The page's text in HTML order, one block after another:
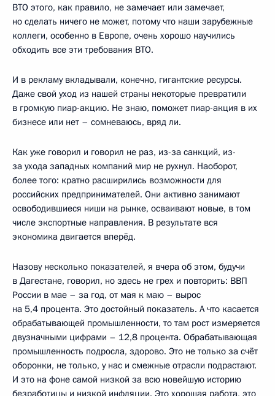
ВТО этого, как правило, не замечает или замечает,
но сделать ничего не может, потому что наши зарубежные
коллеги, особенно в Европе, очень хорошо научились
обходить все эти требования ВТО.
И в рекламу вкладывали, конечно, гигантские ресурсы.
Даже свой уход из нашей страны некоторые превратили
в громкую пиар-акцию. Не знаю, поможет пиар-акция в их
бизнесе или нет – сомневаюсь, вряд ли.
Как уже говорил и говорил не раз, из-за санкций, из-
за ухода западных компаний мир не рухнул. Наоборот,
более того: кратно расширились возможности для
российских предпринимателей. Они активно занимают
освободившиеся ниши на рынке, осваивают новые, в том
числе экспортные направления. В результате вся
экономика двигается вперёд.
Назову несколько показателей, я вчера об этом, будучи
в Дагестане, говорил, но здесь не грех и повторить: ВВП
России в мае – за год, от мая к маю – вырос
на 5,4 процента. Это достойный показатель. А что касается
обрабатывающей промышленности, то там рост измеряется
двузначными цифрами – 12,8 процента. Обрабатывающая
промышленность подросла, здорово. Это не только за счёт
оборонки, не только, у нас и смежные отрасли подрастают.
И это на фоне самой низкой за всю новейшую историю
безработицы и низкой инфляции. Это хорошая работа, это